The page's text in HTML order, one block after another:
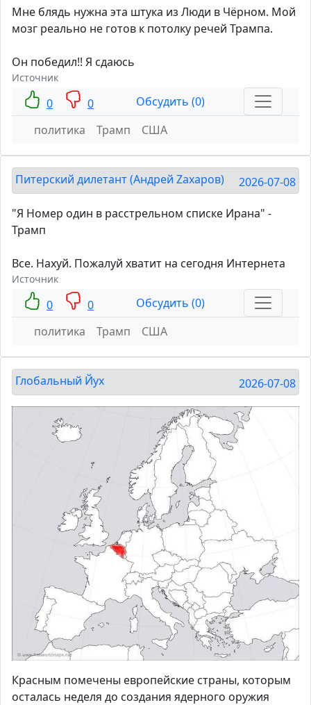
Мне блядь нужна эта штука из Люди в Чёрном. Мой
мозг реально не готов к потолку речей Трампа.
Он победил!! Я сдаюсь
Источник
0 0
Обсудить (0)
политика
Трамп США
Питерский дилетант (Андрей Zахаров) 2026-07-08
"Я Номер один в расстрельном списке Ирана" -
Трамп
Все. Нахуй. Пожалуй хватит на сегодня Интернета
Источник
0 0
Обсудить (0)
политика
Трамп США
Глобальный Йух 2026-07-08
Красным помечены европейские страны, которым
осталась неделя до создания ядерного оружия